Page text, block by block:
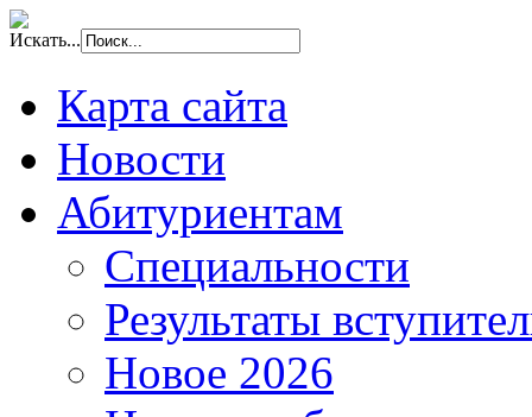
Искать...
Карта сайта
Новости
Абитуриентам
Специальности
Результаты
Новое 2026